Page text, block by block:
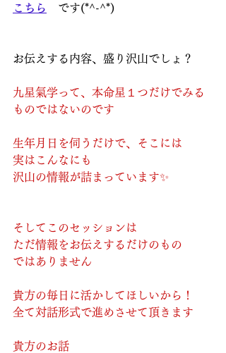
こちら
です(*^-^*)
お伝えする内容、盛り沢山でしょ？
九星氣学って、本命星１つだけでみる
ものではないのです
生年月日を伺うだけで、そこには
実はこんなにも
沢山の情報が詰まっています✨
そしてこのセッションは
ただ情報をお伝えするだけのもの
ではありません
貴方の毎日に活かしてほしいから！
全て対話形式で進めさせて頂きます
貴方のお話